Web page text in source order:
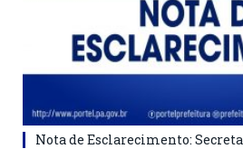
Nota de Esclarecimento: